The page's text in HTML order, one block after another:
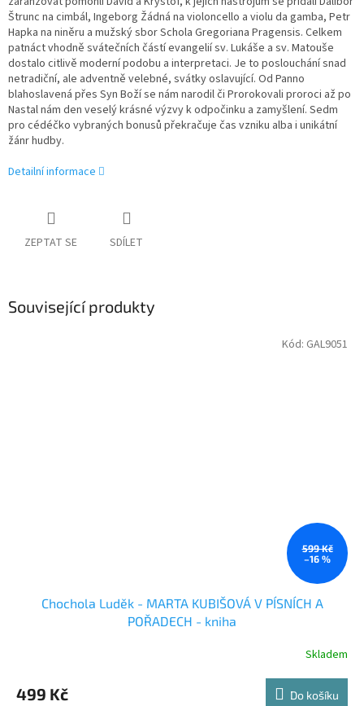
Štrunc na cimbál, Ingeborg Žádná na violoncello a violu da gamba, Petr
Hapka na niněru a mužský sbor Schola Gregoriana Pragensis. Celkem
patnáct vhodně svátečních částí evangelií sv. Lukáše a sv. Matouše
dostalo citlivě moderní podobu a interpretaci. Je to poslouchání snad
netradiční, ale adventně velebné, svátky oslavující. Od Panno
blahoslavená přes Syn Boží se nám narodil či Prorokovali proroci až po
Nastal nám den veselý krásné výzvy k odpočinku a zamyšlení. Sedm
pro cédéčko vybraných bonusů překračuje čas vzniku alba i unikátní
žánr hudby.
Detailní informace
ZEPTAT SE SDÍLET
Související produkty
599 Kč
–16 %
Chochola Luděk - MARTA KUBIŠOVÁ V PÍSNÍCH A
POŘADECH - kniha
Skladem
499 Kč Do košíku
Kód: GAL9051